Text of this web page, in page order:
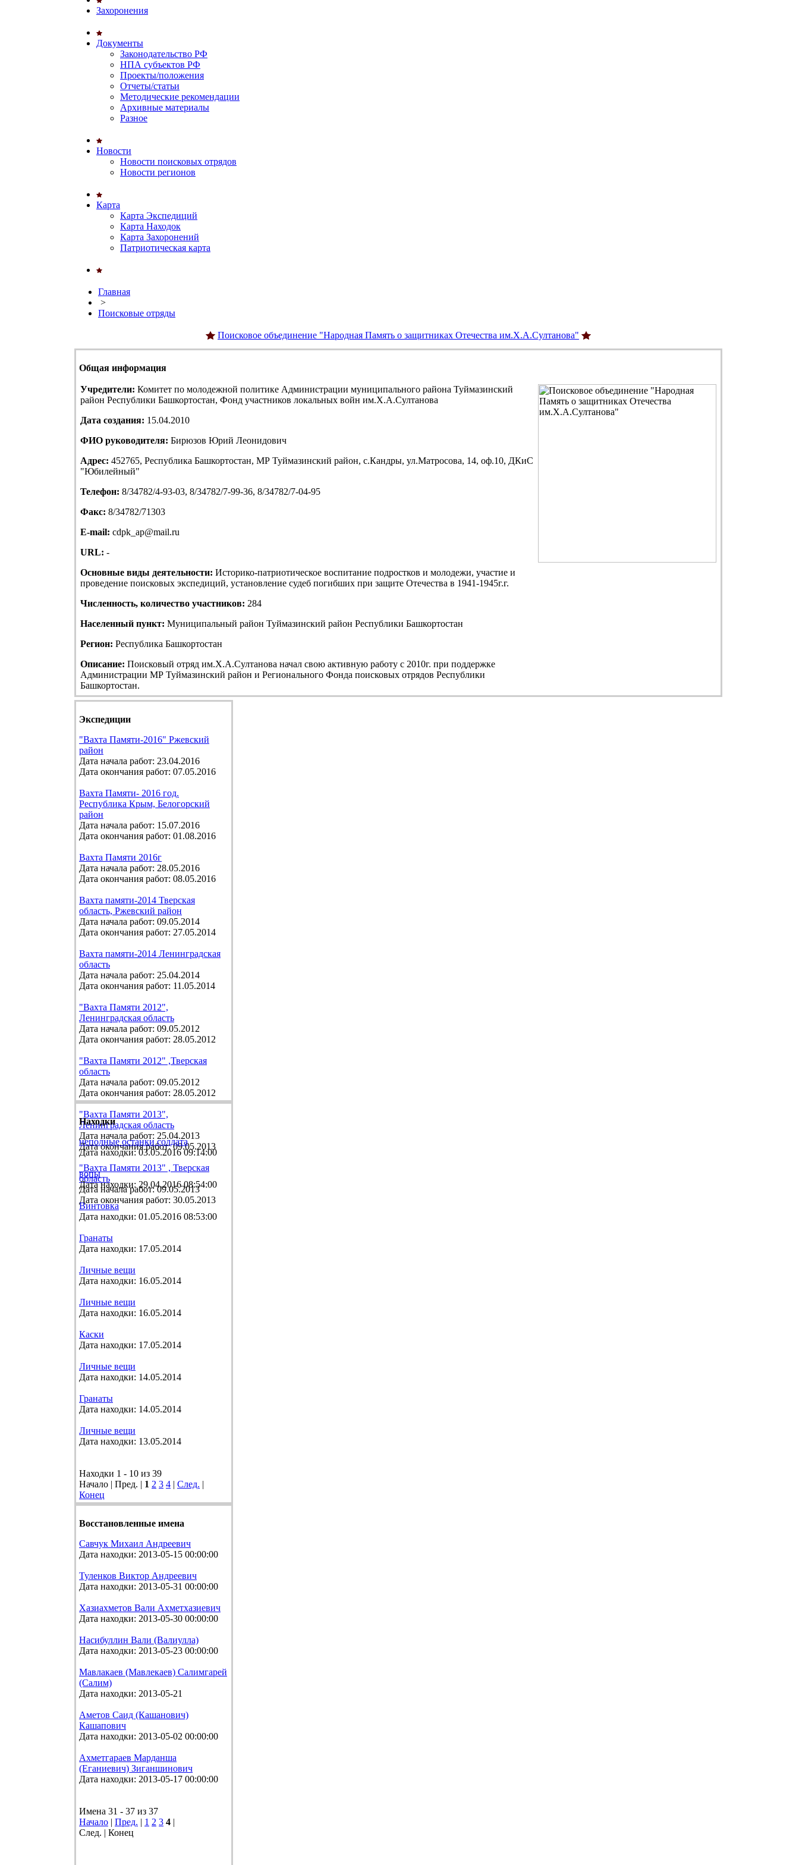
Захоронения
Документы
Законодательство РФ
НПА субъектов РФ
Проекты/положения
Отчеты/статьи
Методические рекомендации
Архивные материалы
Разное
Новости
Новости поисковых отрядов
Новости регионов
Карта
Карта Экспедиций
Карта Находок
Карта Захоронений
Патриотическая карта
Главная
>
Поисковые отряды
Поисковое объединение "Народная Память о защитниках Отечества им.Х.А.Султанова"
Общая информация
Учредители: Комитет по молодежной политике Администрации муниципального района Туймазинский
район Республики Башкортостан, Фонд участников локальных войн им.Х.А.Султанова
Дата создания: 15.04.2010
ФИО руководителя: Бирюзов Юрий Леонидович
Адрес: 452765, Республика Башкортостан, МР Туймазинский район, с.Кандры, ул.Матросова, 14, оф.10, ДКиС
"Юбилейный"
Телефон: 8/34782/4-93-03, 8/34782/7-99-36, 8/34782/7-04-95
Факс: 8/34782/71303
E-mail: cdpk_ap@mail.ru
URL: -
Основные виды деятельности: Историко-патриотическое воспитание подростков и молодежи, участие и
проведение поисковых экспедиций, установление судеб погибших при защите Отечества в 1941-1945г.г.
Численность, количество участников: 284
Населенный пункт: Муниципальный район Туймазинский район Республики Башкортостан
Регион: Республика Башкортостан
Описание: Поисковый отряд им.Х.А.Султанова начал свою активную работу с 2010г. при поддержке
Администрации МР Туймазинский район и Регионального Фонда поисковых отрядов Республики
Башкортостан.
Экспедиции
"Вахта Памяти-2016" Ржевский
район
Дата начала работ: 23.04.2016
Дата окончания работ: 07.05.2016
Вахта Памяти- 2016 год.
Республика Крым, Белогорский
район
Дата начала работ: 15.07.2016
Дата окончания работ: 01.08.2016
Вахта Памяти 2016г
Дата начала работ: 28.05.2016
Дата окончания работ: 08.05.2016
Вахта памяти-2014 Тверская
область, Ржевский район
Дата начала работ: 09.05.2014
Дата окончания работ: 27.05.2014
Вахта памяти-2014 Ленинградская
область
Дата начала работ: 25.04.2014
Дата окончания работ: 11.05.2014
"Вахта Памяти 2012",
Ленинградская область
Дата начала работ: 09.05.2012
Дата окончания работ: 28.05.2012
"Вахта Памяти 2012" ,Тверская
область
Дата начала работ: 09.05.2012
Дата окончания работ: 28.05.2012
"Вахта Памяти 2013",
Ленинградская область
Дата начала работ: 25.04.2013
Дата окончания работ: 09.05.2013
"Вахта Памяти 2013" , Тверская
область
Дата начала работ: 09.05.2013
Дата окончания работ: 30.05.2013
Находки
неполные останки солдата
Дата находки: 03.05.2016 09:14:00
вопы
Дата находки: 29.04.2016 08:54:00
Винтовка
Дата находки: 01.05.2016 08:53:00
Гранаты
Дата находки: 17.05.2014
Личные вещи
Дата находки: 16.05.2014
Личные вещи
Дата находки: 16.05.2014
Каски
Дата находки: 17.05.2014
Личные вещи
Дата находки: 14.05.2014
Гранаты
Дата находки: 14.05.2014
Личные вещи
Дата находки: 13.05.2014
Находки 1 - 10 из 39
Начало | Пред. | 1 2 3 4 | След. |
Конец
Восстановленные имена
Савчук Михаил Андреевич
Дата находки: 2013-05-15 00:00:00
Туленков Виктор Андреевич
Дата находки: 2013-05-31 00:00:00
Хазиахметов Вали Ахметхазиевич
Дата находки: 2013-05-30 00:00:00
Насибуллин Вали (Валиулла)
Дата находки: 2013-05-23 00:00:00
Мавлакаев (Мавлекаев) Салимгарей
(Салим)
Дата находки: 2013-05-21
Аметов Саид (Кашанович)
Кашапович
Дата находки: 2013-05-02 00:00:00
Ахметгараев Марданша
(Еганиевич) Зиганшинович
Дата находки: 2013-05-17 00:00:00
Имена 31 - 37 из 37
Начало | Пред. | 1 2 3 4 |
След. | Конец